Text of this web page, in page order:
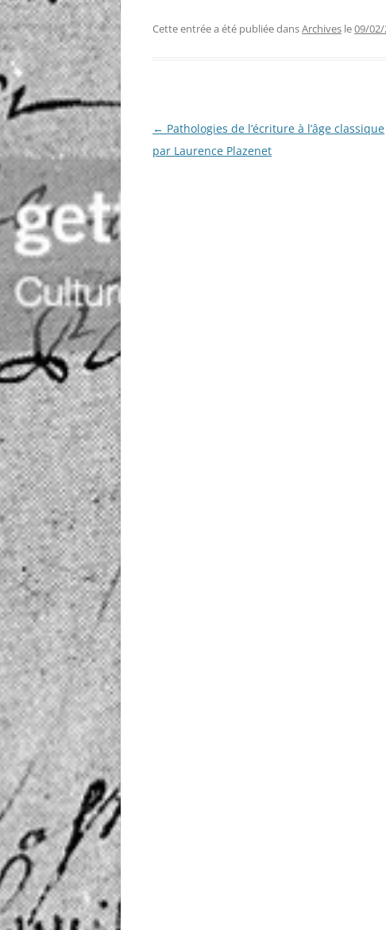
Cette entrée a été publiée dansArchives le09/02/
Navigation
des
← Pathologies de l’écriture à l’âge classique
par Laurence Plazenet